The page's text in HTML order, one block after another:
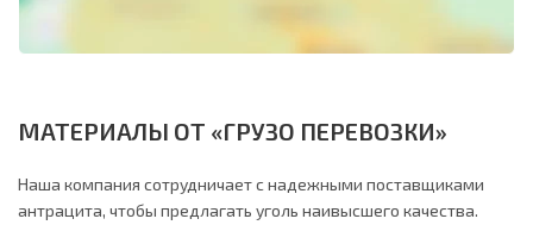
МАТЕРИАЛЫ ОТ «ГРУЗО ПЕРЕВОЗКИ»
Наша компания сотрудничает с надежными поставщиками
антрацита, чтобы предлагать уголь наивысшего качества.